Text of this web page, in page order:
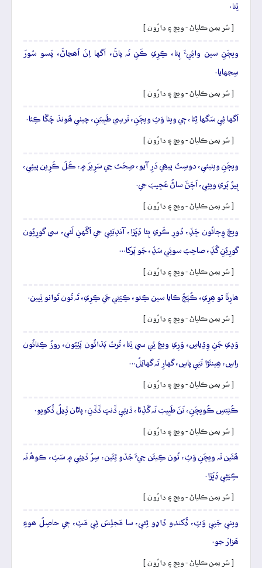
ٿِئا.
[ سُر يمن ڪلياڻ - ويڄ ۽ دارُون ]
ويڄَنِ سين وائِيءَ پِئا، ڪِرِي ڪَنِ نَہ پاڻَ، اَگها اِنَ اُھڃاڻَ، پَسو سُورَ
سِجهايا.
[ سُر يمن ڪلياڻ - ويڄ ۽ دارُون ]
اَگها ئِي سَگها ٿِئا، جٖي ويٺا وَٽِ ويڄَنِ، تَرسِي طَبِيبَنِ، چيٺي ھُوندَ چَڱا ڪِئا.
[ سُر يمن ڪلياڻ - ويڄ ۽ دارُون ]
ويڄَنِ ويٺيئي، دوسِتُ پيھِي دَرِ آيو، صِحَتَ جِي سَرِيرَ ۾، ڪَلَ ڪَرِين پيئِي،
پِيڙَ پَري ويئِي، اَچَڻَ ساڻُ عَجِيبَ جي.
[ سُر يمن ڪلياڻ - ويڄ ۽ دارُون ]
ويڄَ وِڄائُون ڇَڏِ، دُورِ ڪَري ٻِئا ڊَڀَڙا، آندِيَئِي جي اَگَهنِ لَئي، سي گورِيُون
گورِيُنِ گَڏِ، صاحِبُ سوئِي سَڏِ، جَو پَرکا…
[ سُر يمن ڪلياڻ - ويڄ ۽ دارُون ]
ھارِئَا تو ھِرِي، ڪُپَجُ ڪايا سين ڪِئو، ڪِيَئِي جَي ڪِرِي، تَہ تُون تَوانو ٿِيين.
[ سُر يمن ڪلياڻ - ويڄ ۽ دارُون ]
وَڍي جَنِ وِڌِياسِ، وَرِي ويڄَ ئِي سي ٿِئا، تُرتُ ٻَڌائُون پَٽِيُون، روزُ ڪِئائُون
راسِ، ھِينئَڙا تَنِي پاسِ، گهارِ تَہ گهايَلُ…
[ سُر يمن ڪلياڻ - ويڄ ۽ دارُون ]
ڪُٺِيَسِ ڪُويڄَنِ، تَنَ طَبِيبَ نَہ گَڏِئا، ڏيئِي ڏَنڀَ ڏَڏَنِ، پاڻان ڏِيلُ ڏُکويو.
[ سُر يمن ڪلياڻ - ويڄ ۽ دارُون ]
ھُئَين تَہ ويڄَنِ وَٽِ، تُون ڪِيئَن جِيءَ جَڏو ٿِئَين، سِرُ ڏيئِي ۾ سَٽِ، ڪوھُ نَہ
ڪِيَئِي ڊَڀَڙا.
[ سُر يمن ڪلياڻ - ويڄ ۽ دارُون ]
ويٺي جَنِي وَٽِ، ڏُکندو ڏاڍو ٿِئي، سا مَجلِسَ ئِي مَٽِ، جٖي حاصِلُ ھوءِ
ھَزارَ جو.
[ سُر يمن ڪلياڻ - ويڄ ۽ دارُون ]